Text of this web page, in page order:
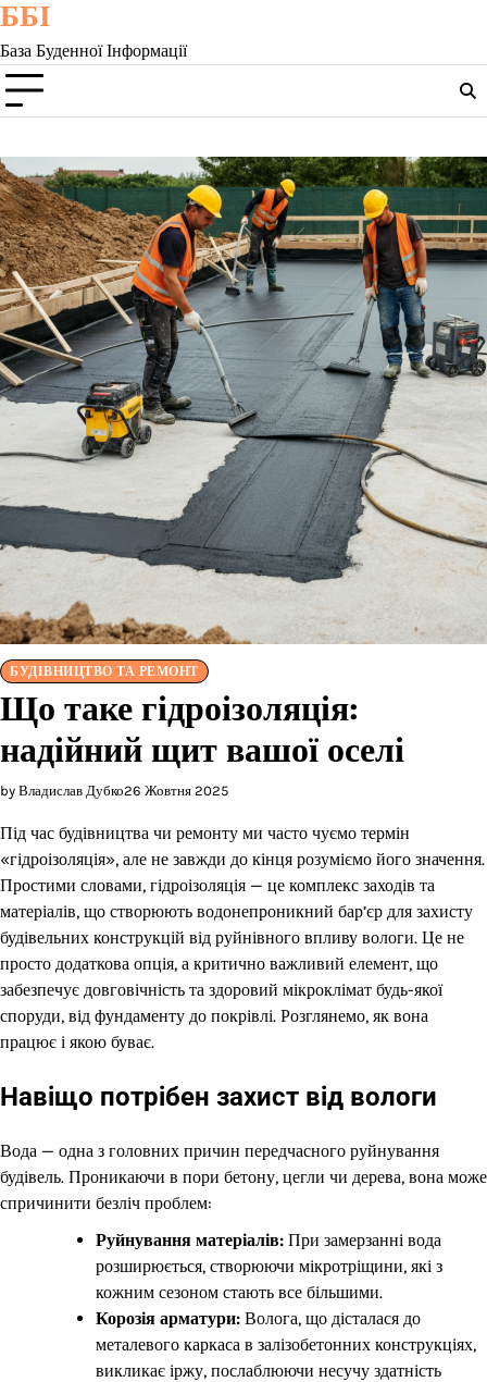
Skip
content
ББІ
База Буденної Інформації
БУДІВНИЦТВО ТА РЕМОНТ
Що таке гідроізоляція:
надійний щит вашої оселі
by Владислав Дубко26 Жовтня 2025
Під час будівництва чи ремонту ми часто чуємо термін
«гідроізоляція», але не завжди до кінця розуміємо його значення.
Простими словами, гідроізоляція — це комплекс заходів та
матеріалів, що створюють водонепроникний бар’єр для захисту
будівельних конструкцій від руйнівного впливу вологи. Це не
просто додаткова опція, а критично важливий елемент, що
забезпечує довговічність та здоровий мікроклімат будь-якої
споруди, від фундаменту до покрівлі. Розглянемо, як вона
працює і якою буває.
Навіщо потрібен захист від вологи
Вода — одна з головних причин передчасного руйнування
будівель. Проникаючи в пори бетону, цегли чи дерева, вона може
спричинити безліч проблем:
Руйнування матеріалів: При замерзанні вода
розширюється, створюючи мікротріщини, які з
кожним сезоном стають все більшими.
Корозія арматури: Волога, що дісталася до
металевого каркаса в залізобетонних конструкціях,
викликає іржу, послаблюючи несучу здатність